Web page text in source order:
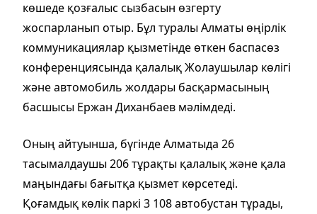
көшеде қозғалыс сызбасын өзгерту
жоспарланып отыр. Бұл туралы Алматы өңірлік
коммуникациялар қызметінде өткен баспасөз
конференциясында қалалық Жолаушылар көлігі
және автомобиль жолдары басқармасының
басшысы Ержан Диханбаев мәлімдеді.
Оның айтуынша, бүгінде Алматыда 26
тасымалдаушы 206 тұрақты қалалық және қала
маңындағы бағытқа қызмет көрсетеді.
Қоғамдық көлік паркі 3 108 автобустан тұрады,